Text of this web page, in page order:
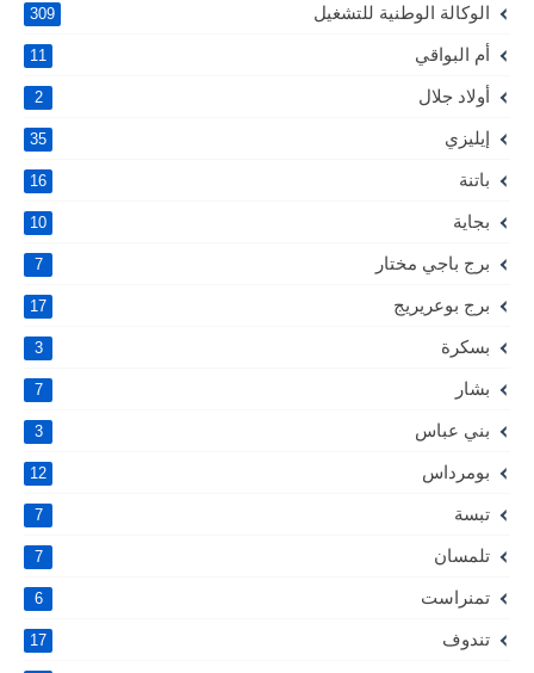
الوكالة الوطنية للتشغيل 309
أم البواقي 11
أولاد جلال 2
إيليزي 35
باتنة 16
بجاية 10
برج باجي مختار 7
برج بوعريريج 17
بسكرة 3
بشار 7
بني عباس 3
بومرداس 12
تبسة 7
تلمسان 7
تمنراست 6
تندوف 17